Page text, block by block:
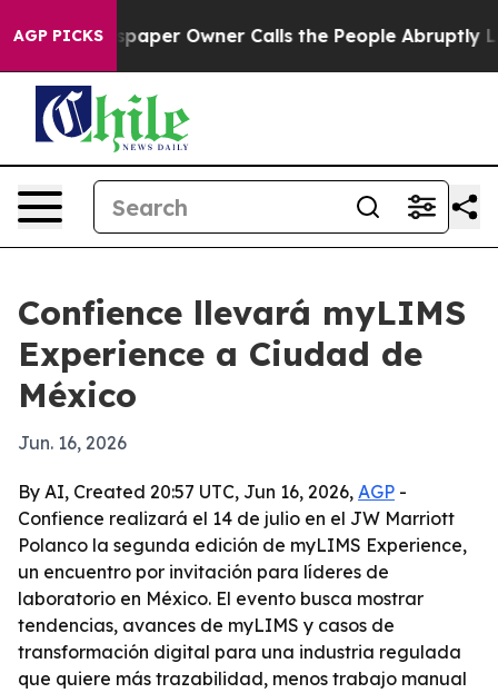
AGP PICKS
Newspaper Owner Calls the People Abruptly
Confience llevará myLIMS
Experience a Ciudad de
México
Jun. 16, 2026
By AI, Created 20:57 UTC, Jun 16, 2026, AGP -
Confience realizará el 14 de julio en el JW Marriott
Polanco la segunda edición de myLIMS Experience,
un encuentro por invitación para líderes de
laboratorio en México. El evento busca mostrar
tendencias, avances de myLIMS y casos de
transformación digital para una industria regulada
que quiere más trazabilidad, menos trabajo manual